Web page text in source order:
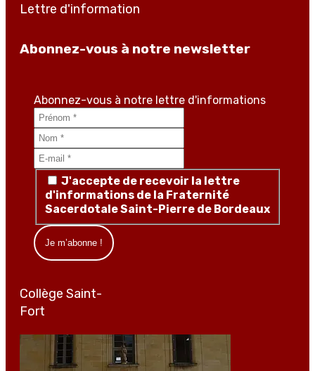
Lettre d'information
Abonnez-vous à notre newsletter
Abonnez-vous à notre lettre d'informations
J'accepte de recevoir la lettre
d'informations de la Fraternité
Sacerdotale Saint-Pierre de Bordeaux
Collège Saint-
Fort